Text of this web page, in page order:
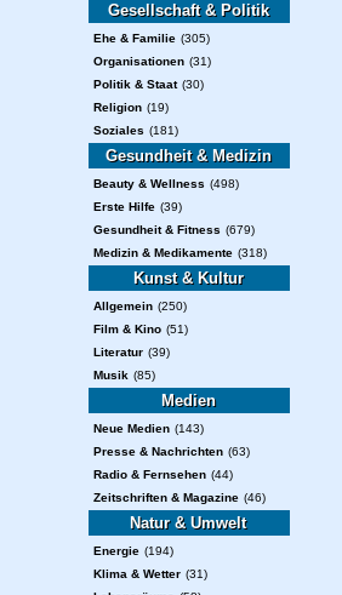
Gesellschaft & Politik
Ehe & Familie (305)
Organisationen (31)
Politik & Staat (30)
Religion (19)
Soziales (181)
Gesundheit & Medizin
Beauty & Wellness (498)
Erste Hilfe (39)
Gesundheit & Fitness (679)
Medizin & Medikamente (318)
Kunst & Kultur
Allgemein (250)
Film & Kino (51)
Literatur (39)
Musik (85)
Medien
Neue Medien (143)
Presse & Nachrichten (63)
Radio & Fernsehen (44)
Zeitschriften & Magazine (46)
Natur & Umwelt
Energie (194)
Klima & Wetter (31)